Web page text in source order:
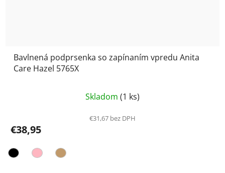
Bavlnená podprsenka so zapínaním vpredu Anita
Care Hazel 5765X
hodnotenie
produktu
Skladom (1 ks)
€31,67 bez DPH
€38,95